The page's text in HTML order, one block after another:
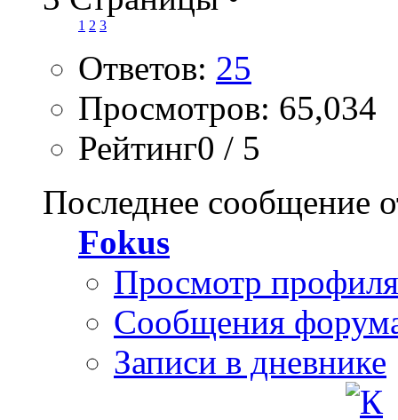
1 2 3
Ответов: 25
Просмотров: 65,034
Рейтинг0 / 5
Последнее сообщение
Fokus
Просмотр профиля
Сообщения
Записи в дневнике